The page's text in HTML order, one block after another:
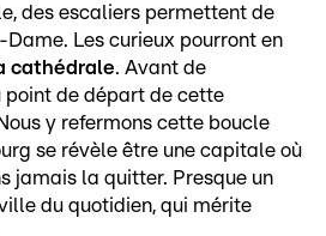
des escaliers permettent de
Les curieux pourront en
cathédrale. Avant de
de départ de cette
y refermons cette boucle
se révèle être une capitale où
jamais la quitter. Presque un
du quotidien, qui mérite